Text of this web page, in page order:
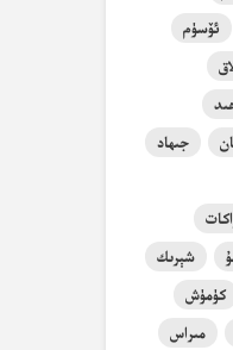
ئۆسۈم
جىھاد
شېرىك
كۈمۈش
مىراس